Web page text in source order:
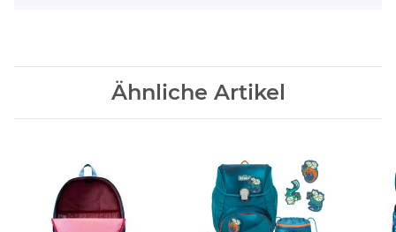
Ähnliche Artikel